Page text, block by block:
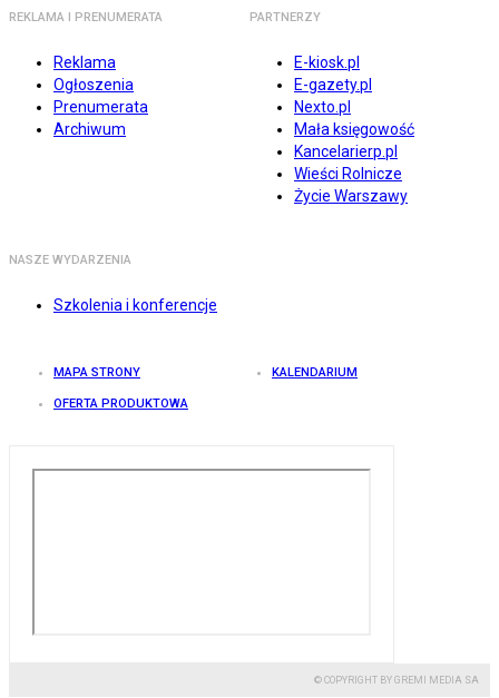
REKLAMA I PRENUMERATA
Reklama
Ogłoszenia
Prenumerata
Archiwum
PARTNERZY
E-kiosk.pl
E-gazety.pl
Nexto.pl
Mała księgowość
Kancelarierp.pl
Wieści Rolnicze
Życie Warszawy
NASZE WYDARZENIA
Szkolenia i konferencje
MAPA STRONY KALENDARIUM
OFERTA PRODUKTOWA
© COPYRIGHT BY GREMI MEDIA SA